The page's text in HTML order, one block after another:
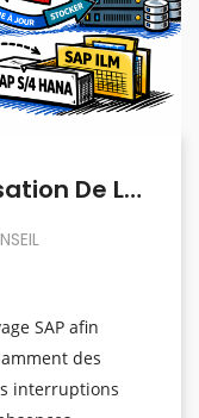
Fast Track – Automatisation De L’Archivage
SAP afin
des
interruptions